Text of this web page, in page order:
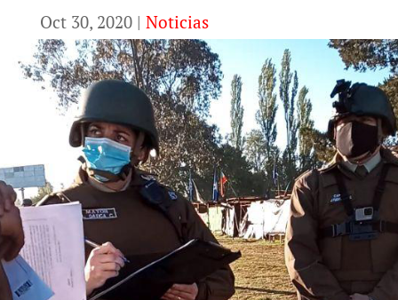
Oct 30, 2020| Noticias